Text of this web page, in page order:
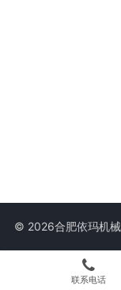
© 2026合肥依玛机
联系电话